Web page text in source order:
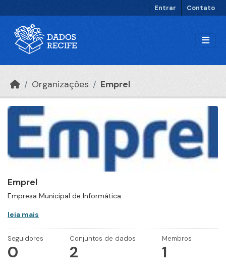
Entrar Contato
Organizações Emprel
Emprel
Empresa Municipal de Informática
leia mais
Seguidores
0
Conjuntos de dados
2
Membros
1